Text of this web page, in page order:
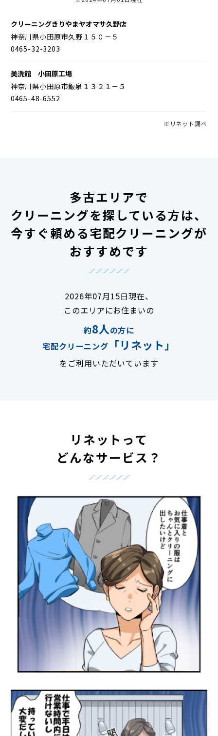
クリーニングきりやまヤオマサ久野店
神奈川県小田原市久野１５０－５
0465-32-3203
美洗館 小田原工場
神奈川県小田原市飯泉１３２１－５
0465-48-6552
※リネット調べ
多古エリアで
クリーニングを探している方は、
今すぐ頼める宅配クリーニングが
おすすめです
2026年07月15日現在、
このエリアにお住まいの
約8人の方に
宅配クリーニング
「リネット」
をご利用いただいています
リネットって
どんなサービス？